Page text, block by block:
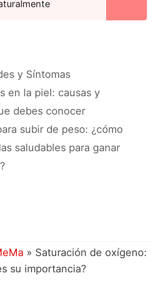
y Síntomas
en la piel: causas y
debes conocer
subir de peso: ¿cómo
saludables para ganar
» Saturación de oxígeno:
su importancia?